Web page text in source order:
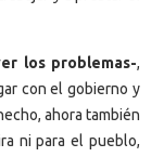
los problemas-,
con el gobierno y
ahora también
ni para el pueblo,